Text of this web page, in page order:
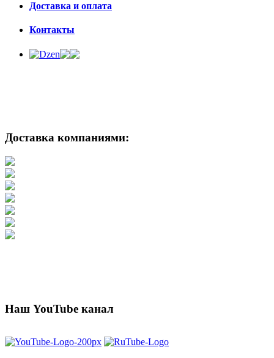
Доставка и оплата
Контакты
Доставка компаниями:
Наш YouTube канал